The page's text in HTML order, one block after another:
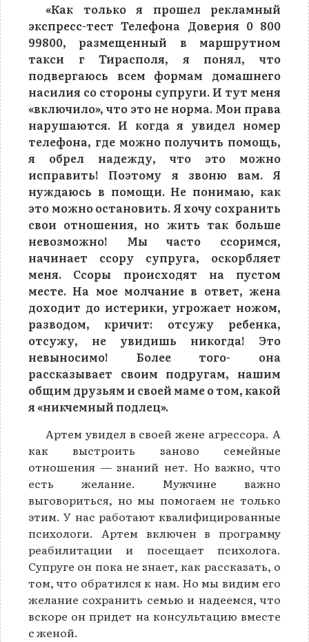
«Как только я прошел рекламный
экспресс-тест Телефона Доверия 0 800
99800, размещенный в маршрутном
такси г Тирасполя, я понял, что
подвергаюсь всем формам домашнего
насилия со стороны супруги. И тут меня
«включило», что это не норма. Мои права
нарушаются. И когда я увидел номер
телефона, где можно получить помощь,
я обрел надежду, что это можно
исправить! Поэтому я звоню вам. Я
нуждаюсь в помощи. Не понимаю, как
это можно остановить. Я хочу сохранить
свои отношения, но жить так больше
невозможно! Мы часто ссоримся,
начинает ссору супруга, оскорбляет
меня. Ссоры происходят на пустом
месте. На мое молчание в ответ, жена
доходит до истерики, угрожает ножом,
разводом, кричит: отсужу ребенка,
отсужу, не увидишь никогда! Это
невыносимо! Более того- она
рассказывает своим подругам, нашим
общим друзьям и своей маме о том, какой
я «никчемный подлец».
Артем увидел в своей жене агрессора. А
как выстроить заново семейные
отношения — знаний нет. Но важно, что
есть желание. Мужчине важно
выговориться, но мы помогаем не только
этим. У нас работают квалифицированные
психологи. Артем включен в программу
реабилитации и посещает психолога.
Супруге он пока не знает, как рассказать, о
том, что обратился к нам. Но мы видим его
желание сохранить семью и надеемся, что
вскоре он придет на консультацию вместе
с женой.